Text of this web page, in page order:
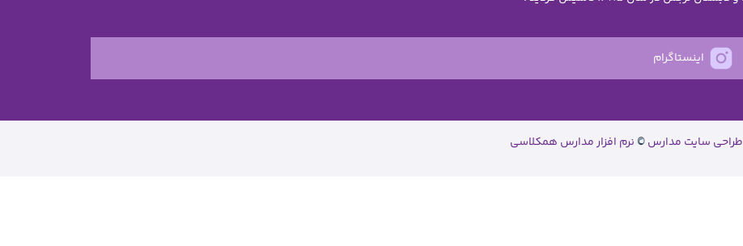
اینستاگرام
طراحی سایت مدارس©نرم افزار مدارس همکلاسی